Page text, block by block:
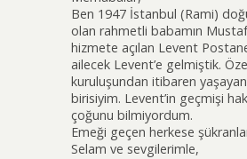
Ben 1947 İstanbul (Rami)
olan rahmetli babamın
hizmete açılan Levent
ailecek Levent’e gelmiştik.
kuruluşundan itibaren
birisiyim. Levent’in geçmişi
çoğunu bilmiyordum.
Emeği geçen herkese
Selam ve sevgilerimle,